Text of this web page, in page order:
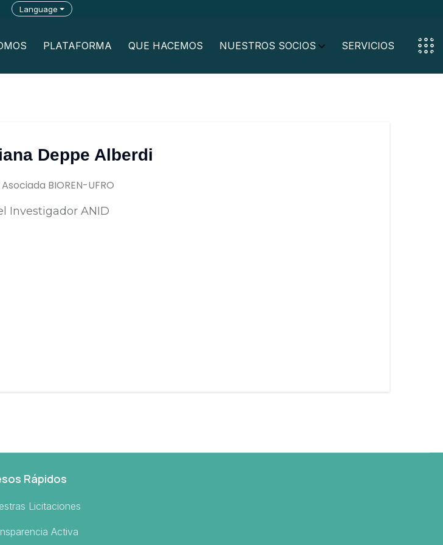
Language
PLATAFORMA QUE HACEMOS NUESTROS SOCIOS SERVICIOS
Deppe Alberdi
BIOREN-UFRO
Investigador ANID
Rápidos
Licitaciones
Activa